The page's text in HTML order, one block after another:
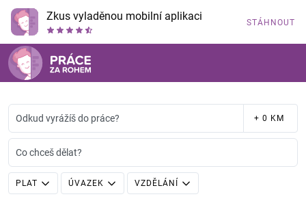
Zkus vyladěnou mobilní aplikaci STÁHNOUT
Odkud vyrážíš do práce? + 0 KM
Co chceš dělat?
PLAT ÚVAZEK VZDĚLÁNÍ